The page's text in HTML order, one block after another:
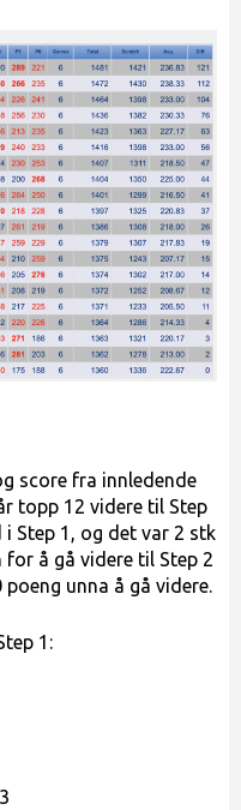
score fra innledende
topp 12 videre til Step
i Step 1, og det var 2 stk
for å gå videre til Step 2
unna å gå videre.
1: